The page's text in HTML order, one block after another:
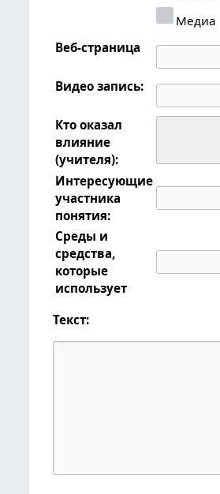
Медиа
Веб-страница
Видео запись:
Кто оказал
влияние
(учителя):
Интересующие
участника
понятия:
Среды и
средства,
которые
использует
Текст: